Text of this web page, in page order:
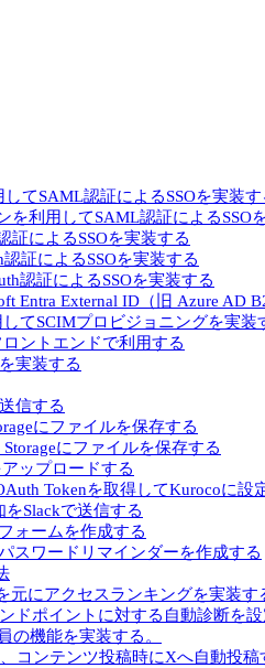
してSAML認証によるSSOを実装す
を利用してSAML認証によるSSO
証によるSSOを実装する
証によるSSOを実装する
認証によるSSOを実装する
Entra External ID（旧 Azure AD
てSCIMプロビジョニングを実装
ントエンドで利用する
実装する
信する
にファイルを保存する
にファイルを保存する
ップロードする
Tokenを取得してKurocoに設
Slackで送信する
ォームを作成する
スワードリマインダーを作成する
元にアクセスランキングを実装す
ドポイントに対する自動診断を設
の機能を実装する。
コンテンツ投稿時にXへ自動投稿